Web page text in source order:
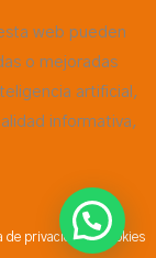
web pueden
o mejoradas
artificial,
informativa,
de privacidad·Cookies